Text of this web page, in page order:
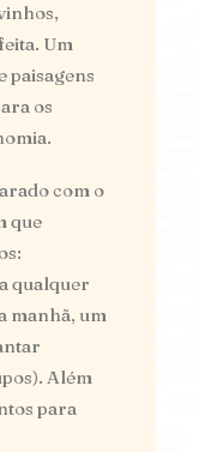
Um
paisagens
os
com o
que
qualquer
manhã, um
Além
para